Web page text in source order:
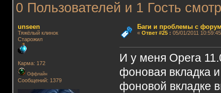
0 Пользователей и 1 Гость
unseen
Тяжёлый клинок
Старожил
Карма: 172
Оффлайн
Сообщений: 1379
Баги и проблемы с
« Ответ #25: 05/01/2011
И у меня Opera
фоновая вкладка
фоновой вкладке